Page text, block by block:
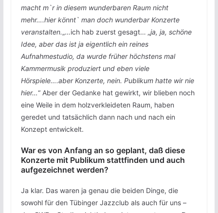
macht m`r in diesem wunderbaren Raum nicht
mehr….hier könnt` man doch wunderbar Konzerte
veranstalten.„…ich hab zuerst gesagt… „ja, ja, schöne
Idee, aber das ist ja eigentlich ein reines
Aufnahmestudio, da wurde früher höchstens mal
Kammermusik produziert und eben viele
Hörspiele….aber Konzerte, nein. Publikum hatte wir nie
hier…“ Aber der Gedanke hat gewirkt, wir blieben noch
eine Weile in dem holzverkleideten Raum, haben
geredet und tatsächlich dann nach und nach ein
Konzept entwickelt.
War es von Anfang an so geplant, daß diese
Konzerte mit Publikum stattfinden und auch
aufgezeichnet werden?
Ja klar. Das waren ja genau die beiden Dinge, die
sowohl für den Tübinger Jazzclub als auch für uns –